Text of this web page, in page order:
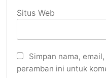
Situs Web
Simpan nama,
peramban ini untuk